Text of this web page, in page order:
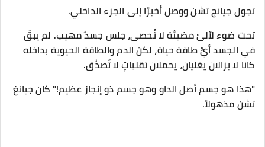
تجول جيانج تشن ووصل أخيرًا إلى الجزء الداخلي.
تحت ضوء لآلئ مضيئة لا تُحصى، جلس جسدٌ مهيب. لم يبقَ
في الجسد أيُّ طاقة حياة، لكن الدم والطاقة الحيوية بداخله
كانا لا يزالان يغليان، يحملان تقلباتٍ لا تُصدَّق.
"هذا هو جسم أصل الداو وهو جسم ذو إنجاز عظيم!" كان جيانغ
تشن مذهولاً.